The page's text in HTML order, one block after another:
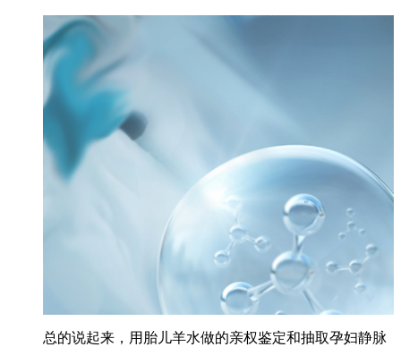
总的说起来，用胎儿羊水做的亲权鉴定和抽取孕妇静脉